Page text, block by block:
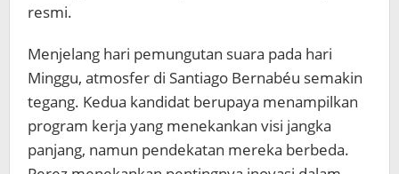
resmi.
Menjelang hari pemungutan suara pada hari
Minggu, atmosfer di Santiago Bernabéu semakin
tegang. Kedua kandidat berupaya menampilkan
program kerja yang menekankan visi jangka
panjang, namun pendekatan mereka berbeda.